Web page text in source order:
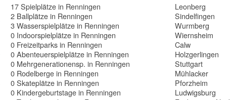
17 Spielplätze in Renningen
2 Ballplätze in Renningen
3 Wasserspielplätze in Renningen
0 Indoorspielplätze in Renningen
0 Freizeitparks in Renningen
0 Abenteuerspielplätze in Renningen
0 Mehrgenerationensp. in Renningen
0 Rodelberge in Renningen
0 Skateplätze in Renningen
0 Kindergeburtstage in Renningen
Leonberg
Sindelfingen
Wurmberg
Wiernsheim
Calw
Holzgerlingen
Stuttgart
Mühlacker
Pforzheim
Ludwigsburg